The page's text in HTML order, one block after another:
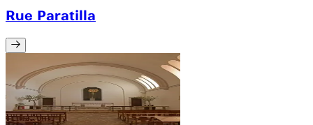
Rue Paratilla